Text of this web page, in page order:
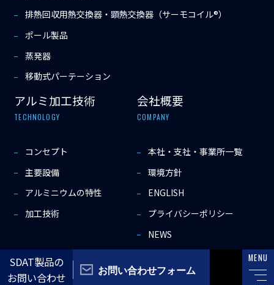
排熱回収用熱交換器・顕熱交換器（サーモコイル®）
ポール製品
蒸発器
移動式パーテーション
アルミ加工技術
TECHNOLOGY
コンセプト
主要設備
アルミニウムの特性
加工技術
会社概要
COMPANY
本社・支社・事業所一覧
環境方針
ENGLISH
プライバシーポリシー
NEWS
Copyright © 2022 SDAT Co.,Ltd All rights reserved.
SDAT製品の
お問い合わせ
お問い合わせフォーム
MENU